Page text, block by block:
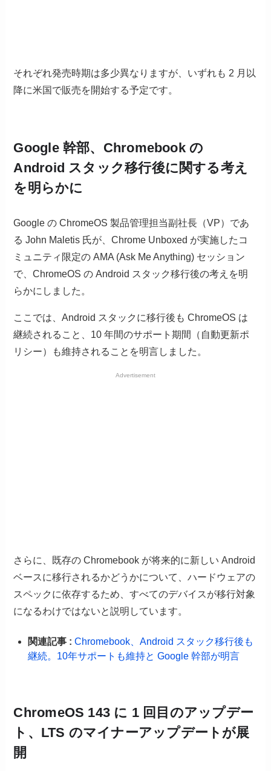
それぞれ発売時期は多少異なりますが、いずれも 2 月以
降に米国で販売を開始する予定です。
Google 幹部、Chromebook の
Android スタック移行後に関する考え
を明らかに
Google の ChromeOS 製品管理担当副社長（VP）であ
る John Maletis 氏が、Chrome Unboxed が実施したコ
ミュニティ限定の AMA (Ask Me Anything) セッション
で、ChromeOS の Android スタック移行後の考えを明
らかにしました。
ここでは、Android スタックに移行後も ChromeOS は
継続されること、10 年間のサポート期間（自動更新ポ
リシー）も維持されることを明言しました。
Advertisement
さらに、既存の Chromebook が将来的に新しい Android
ベースに移行されるかどうかについて、ハードウェアの
スペックに依存するため、すべてのデバイスが移行対象
になるわけではないと説明しています。
関連記事 : Chromebook、Android スタック移行後も
継続。10年サポートも維持と Google 幹部が明言
ChromeOS 143 に 1 回目のアップデー
ト、LTS のマイナーアップデートが展
開